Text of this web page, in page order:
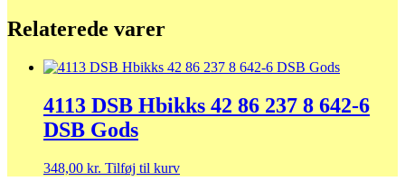
Relaterede varer
4113 DSB Hbikks 42 86 237 8 642-6
DSB Gods
348,00 kr. Tilføj til kurv